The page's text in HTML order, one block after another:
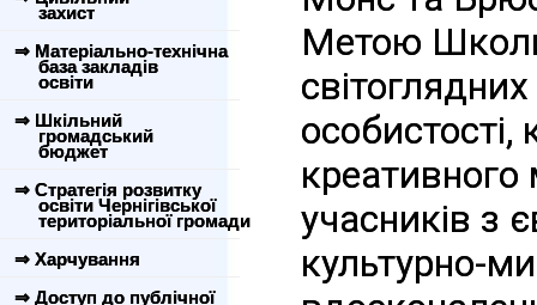
захист
⇒ Матеріально-технічна
база закладів
освіти
⇒ Шкільний
громадський
бюджет
⇒ Стратегія розвитку
освіти Чернігівської
територіальної громади
⇒ Харчування
⇒ Доступ до публічної
Метою Школи
особистості,
учасників з
культурно-